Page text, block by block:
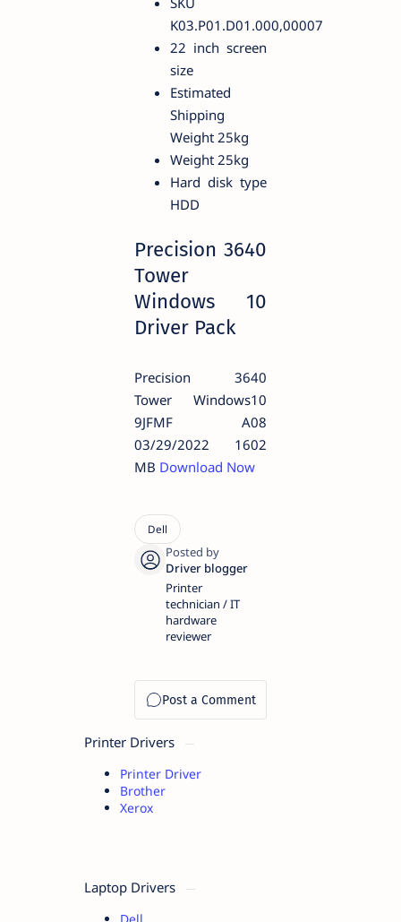
K03.P01.D01.000,00007
22 inch screen
size
Estimated
Shipping
Weight 25kg
Weight 25kg
Hard disk type
HDD
Precision 3640
Tower
Windows 10
Driver Pack
Precision 3640
Tower Windows10
9JFMF A08
03/29/2022 1602
MB Download Now
Printer
technician / IT
hardware
reviewer
Printer Drivers
Printer Driver
Brother
Xerox
Laptop Drivers